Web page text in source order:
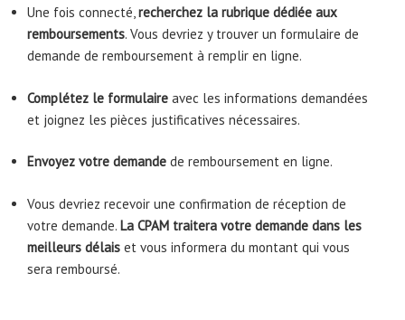
Une fois connecté,recherchez la rubrique dédiée aux
remboursements. Vous devriez y trouver un formulaire de
demande de remboursement à remplir en ligne.
Complétez le formulaire avec les informations demandées
et joignez les pièces justificatives nécessaires.
Envoyez votre demande de remboursement en ligne.
Vous devriez recevoir une confirmation de réception de
votre demande. La CPAM traitera votre demande dans les
meilleurs délais et vous informera du montant qui vous
sera remboursé.